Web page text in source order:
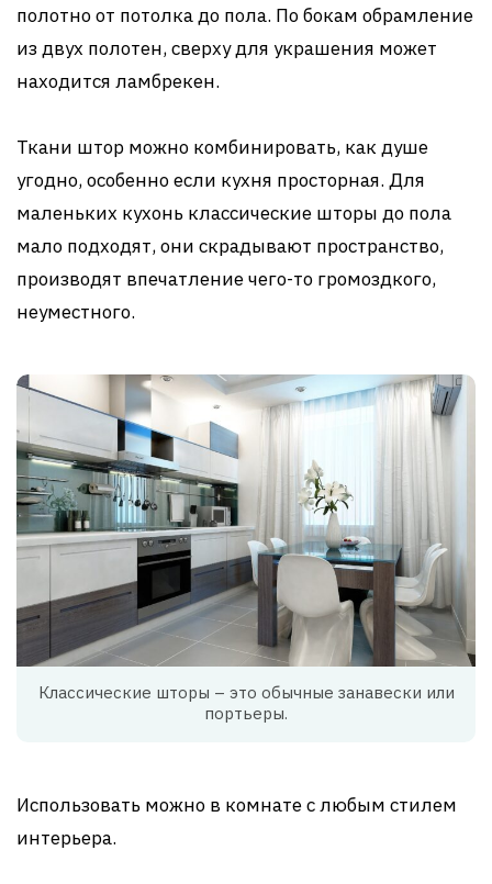
полотно от потолка до пола. По бокам обрамление
из двух полотен, сверху для украшения может
находится ламбрекен.
Ткани штор можно комбинировать, как душе
угодно, особенно если кухня просторная. Для
маленьких кухонь классические шторы до пола
мало подходят, они скрадывают пространство,
производят впечатление чего-то громоздкого,
неуместного.
Классические шторы – это обычные занавески или
портьеры.
Использовать можно в комнате с любым стилем
интерьера.